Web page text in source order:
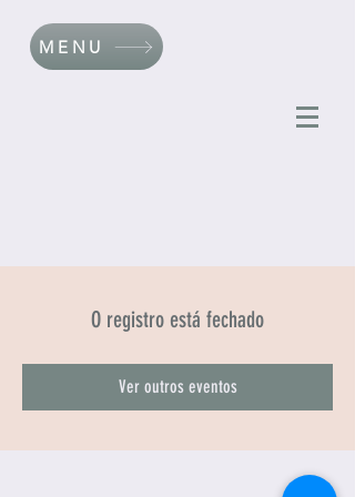
MENU
O registro está fechado
Ver outros eventos